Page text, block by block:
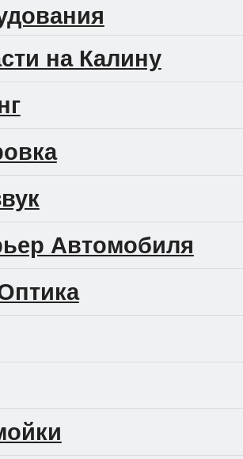
на Калину
Автомобиля